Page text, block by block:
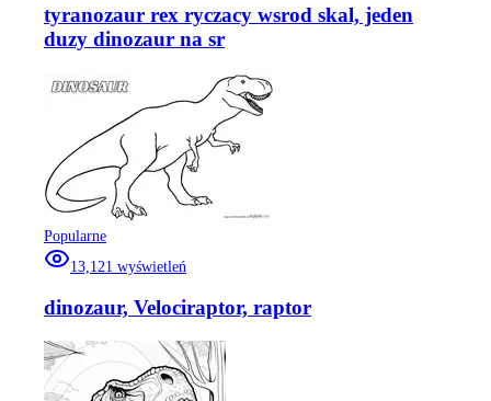
tyranozaur rex ryczacy wsrod skal, jeden
duzy dinozaur na sr
Popularne
13,121 wyświetleń
dinozaur, Velociraptor, raptor